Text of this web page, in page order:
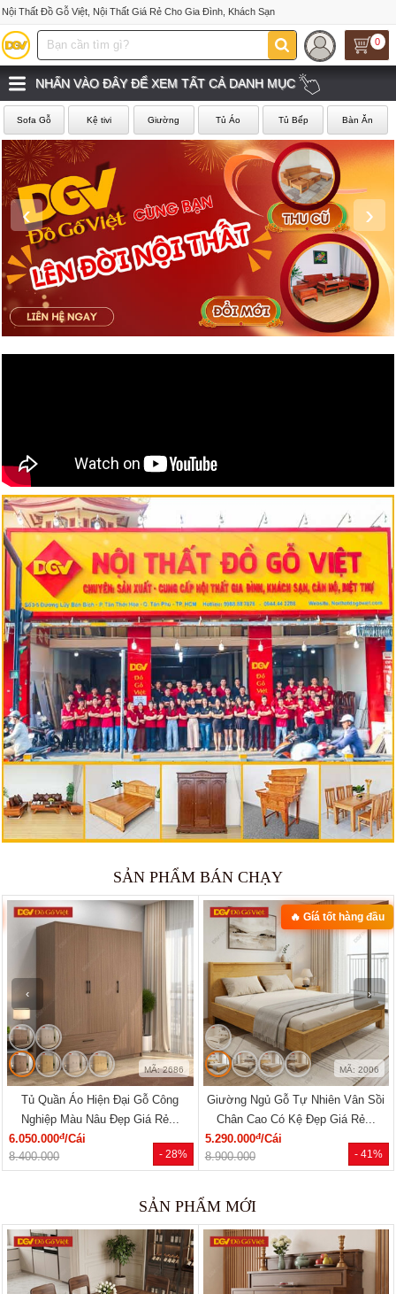
Nội Thất Đồ Gỗ Việt, Nội Thất Giá Rẻ Cho Gia Đình, Khách Sạn
0
NHẤN VÀO ĐÂY ĐỂ XEM TẤT CẢ DANH MỤC
Sofa Gỗ Kệ tivi Giường Tủ Áo Tủ Bếp Bàn Ăn
‹ ›
SẢN PHẨM BÁN CHẠY
- 41%
🔥 Gíá tốt hàng đầu
MÃ: 2006
Giường Ngủ Gỗ Tự Nhiên Vân Sồi
Chân Cao Có Kệ Đẹp Giá Rẻ...
5.290.000đ/Cái
8.900.000
- 40%
🔥 Gỗ tự nhiên 100%
MÃ: 2079
Giường Ngủ Gỗ Sồi Mỹ Kẻ Rãnh
Hiện Đại Đẹp Giá Siêu Rẻ
5.940.000đ/Cái
9.960.000
‹ ›
SẢN PHẨM MỚI